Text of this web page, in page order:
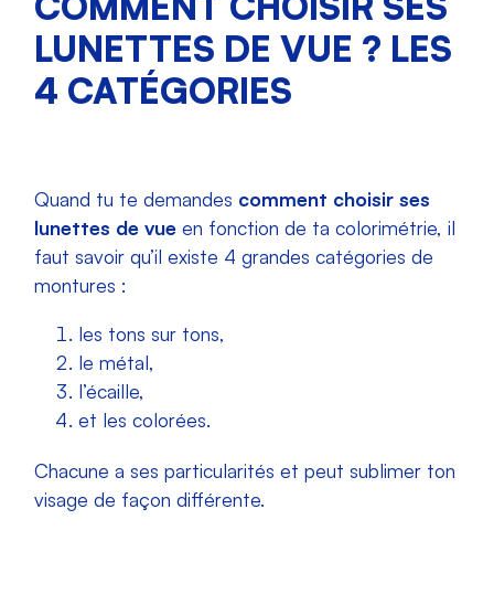
LUNETTES DE VUE ? LES
4 CATÉGORIES
Quand tu te demandes comment choisir ses
lunettes de vue en fonction de ta colorimétrie, il
faut savoir qu’il existe 4 grandes catégories de
montures :
les tons sur tons,
le métal,
l’écaille,
et les colorées.
Chacune a ses particularités et peut sublimer ton
visage de façon différente.